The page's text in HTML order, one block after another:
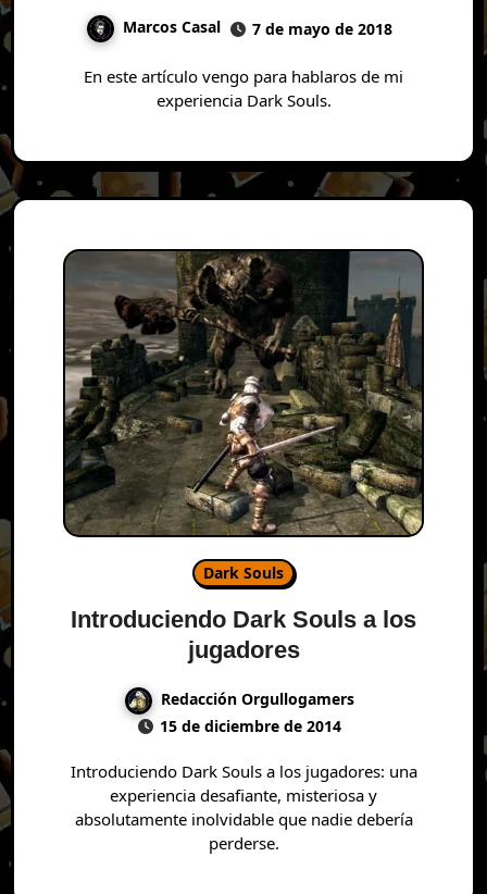
Marcos Casal 7 de mayo de 2018
En este artículo vengo para hablaros de mi
experiencia Dark Souls.
Dark Souls
Introduciendo Dark Souls a los
jugadores
Redacción Orgullogamers
15 de diciembre de 2014
Introduciendo Dark Souls a los jugadores: una
experiencia desafiante, misteriosa y
absolutamente inolvidable que nadie debería
perderse.